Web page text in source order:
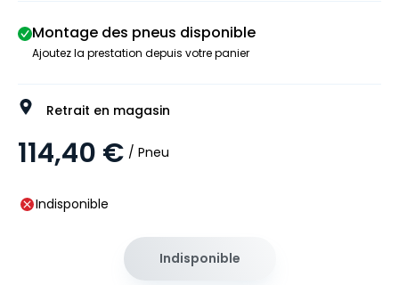
Montage des pneus disponible
Ajoutez la prestation depuis votre panier
Retrait en magasin
114,40 € / Pneu
Indisponible
Indisponible